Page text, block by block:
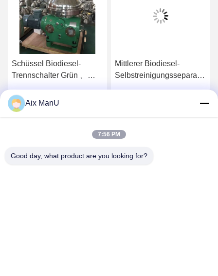
Schüssel Biodiesel-
Trennschalter Grün 、
Mittlerer Biodiesel-
Selbstreinigungsseparator
Aix ManU
7:56 PM
Good day, what product are you looking for?